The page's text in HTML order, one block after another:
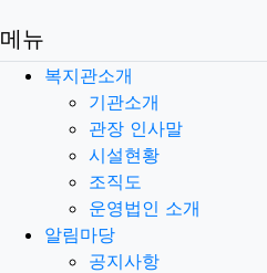
메뉴
복지관소개
기관소개
관장 인사말
시설현황
조직도
운영법인 소개
알림마당
공지사항